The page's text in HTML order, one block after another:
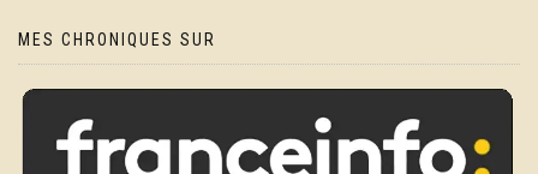
MES CHRONIQUES SUR